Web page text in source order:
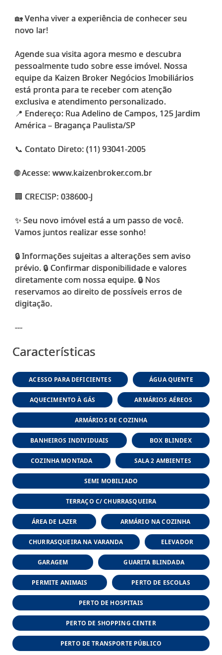
🏡 Venha viver a experiência de conhecer seu
novo lar!
Agende sua visita agora mesmo e descubra
pessoalmente tudo sobre esse imóvel. Nossa
equipe da Kaizen Broker Negócios Imobiliários
está pronta para te receber com atenção
exclusiva e atendimento personalizado.
📍 Endereço: Rua Adelino de Campos, 125 Jardim
América – Bragança Paulista/SP
📞 Contato Direto: (11) 93041-2005
🌐 Acesse: www.kaizenbroker.com.br
🏢 CRECISP: 038600-J
✨ Seu novo imóvel está a um passo de você.
Vamos juntos realizar esse sonho!
🔒 Informações sujeitas a alterações sem aviso
prévio. 🔒 Confirmar disponibilidade e valores
diretamente com nossa equipe. 🔒 Nos
reservamos ao direito de possíveis erros de
digitação.
---
Características
ACESSO PARA DEFICIENTES ÁGUA QUENTE
AQUECIMENTO À GÁS ARMÁRIOS AÉREOS
ARMÁRIOS DE COZINHA
BANHEIROS INDIVIDUAIS BOX BLINDEX
COZINHA MONTADA SALA 2 AMBIENTES
SEMI MOBILIADO
TERRAÇO C/ CHURRASQUEIRA
ÁREA DE LAZER ARMÁRIO NA COZINHA
CHURRASQUEIRA NA VARANDA ELEVADOR
GARAGEM GUARITA BLINDADA
PERMITE ANIMAIS PERTO DE ESCOLAS
PERTO DE HOSPITAIS
PERTO DE SHOPPING CENTER
PERTO DE TRANSPORTE PÚBLICO